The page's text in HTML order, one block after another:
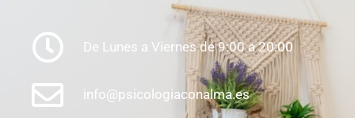
De Lunes a Viernes de 9:00 a 20:00
info@psicologiaconalma.es